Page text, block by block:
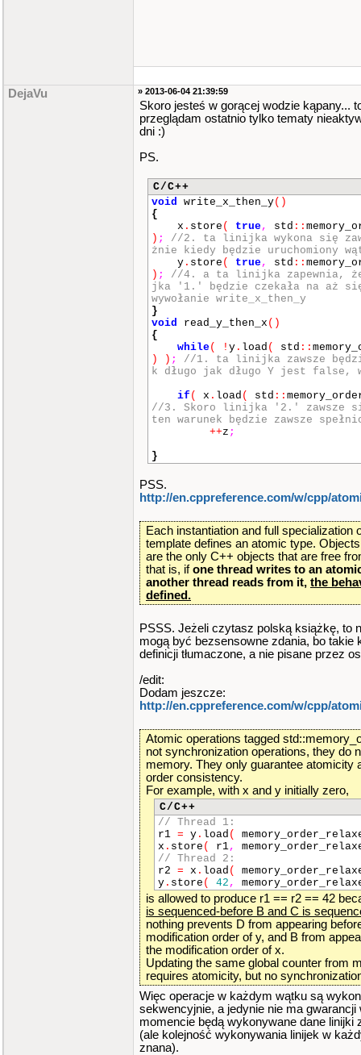
DejaVu » 2013-06-04 21:39:59
Skoro jesteś w gorącej wodzie kąpany...
przeglądam ostatnio tylko tematy
dni :)
PS.
C/C++
void write_x_then_y()
{
x . store ( true, std ::
) ;
//2. ta linijka wykona się
żnie kiedy będzie uruchomiony
y . store ( true, std ::
) ;
//4. a ta linijka zapewnia,
jka '1.' będzie czekała na aż
wywołanie write_x_then_y
}
void read_y_then_x ()
{
while( ! y . load ( std ::
)
) ;
//1. ta linijka zawsze
k długo jak długo Y jest
if ( x . load ( std ::
//3. Skoro linijka '2.' zawsze
ten warunek będzie zawsze
++z ;
}
PSS.
http://en.cppreference.com/w/cpp/
Each instantiation and full specialization
template defines an atomic type.
are the only C++ objects that are free
that is, ifone thread writes to an
another thread reads from it, the
defined.
PSSS. Jeżeli czytasz polską książkę, to
mogą być bezsensowne zdania, bo takie
definicji tłumaczone, a nie pisane przez
/edit:
Dodam jeszcze:
http://en.cppreference.com/w/cpp/
Atomic operations tagged
not synchronization operations, they do
memory. They only guarantee atomicity
order consistency.
For example, with x and y initially zero,
C/C++
// Thread 1:
r1 = y . load (
x . store ( r1,
// Thread 2:
r2 = x . load (
y . store ( 42 ,
is allowed to produce r1 == r2 == 42
is sequenced-before B and C is
nothing prevents D from appearing
modification order of y, and B from
the modification order of x.
Updating the same global counter from
requires atomicity, but no
Więc operacje w każdym wątku są
sekwencyjnie, a jedynie nie ma gwarancji
momencie będą wykonywane dane linijki
(ale kolejność wykonywania linijek w
znana).